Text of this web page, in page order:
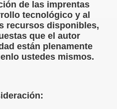
de las imprentas
tecnológico y al
recursos disponibles,
que el autor
están plenamente
ustedes mismos.
es Cecs i Deficients
ONCE, 1990 (Miquel
Cabrerizo)